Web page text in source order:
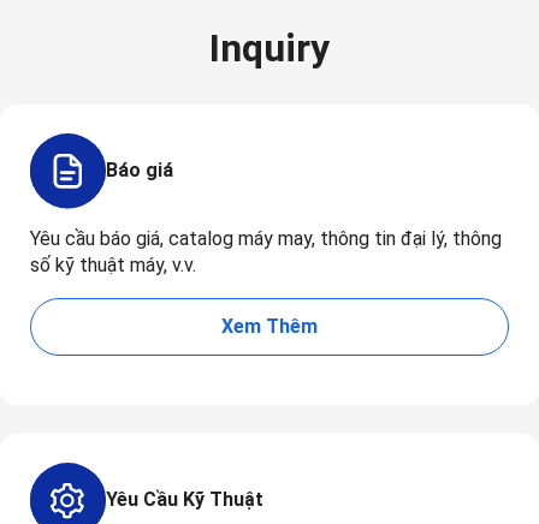
Inquiry
Báo giá
Yêu cầu báo giá, catalog máy may, thông tin đại lý, thông
số kỹ thuật máy, v.v.
Xem Thêm
Yêu Cầu Kỹ Thuật